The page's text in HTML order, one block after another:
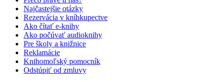
Najčastejšie otázky
Rezervácia v kníhkupectve
Ako čítať e-knihy
Ako počúvať audioknihy
Pre školy a knižnice
Reklamácie
Knihomoľský pomocník
Odstúpiť od zmluvy